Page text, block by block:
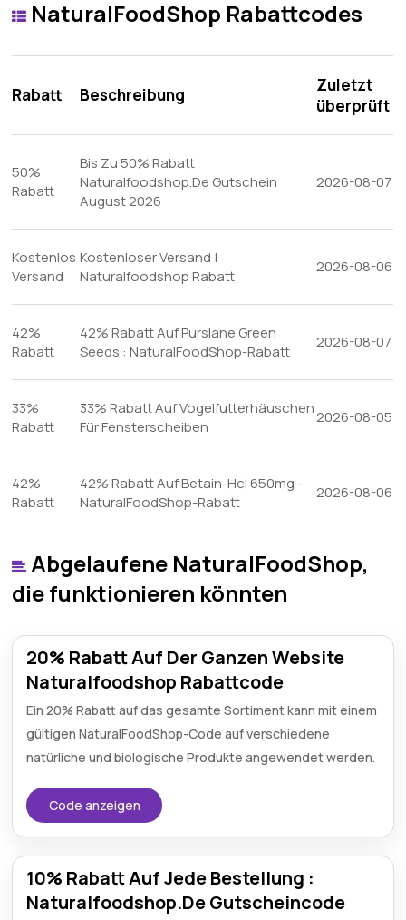
NaturalFoodShop Rabattcodes
Rabatt Beschreibung
Zuletzt
überprüft
50%
Rabatt
Bis Zu 50% Rabatt
Naturalfoodshop.De Gutschein
August 2026
2026-08-07
Kostenlos
Versand
Kostenloser Versand |
Naturalfoodshop Rabatt
2026-08-06
42%
Rabatt
42% Rabatt Auf Purslane Green
Seeds : NaturalFoodShop-Rabatt
2026-08-07
33%
Rabatt
33% Rabatt Auf Vogelfutterhäuschen
Für Fensterscheiben
2026-08-05
42%
Rabatt
42% Rabatt Auf Betain-Hcl 650mg -
NaturalFoodShop-Rabatt
2026-08-06
Abgelaufene NaturalFoodShop,
die funktionieren könnten
20% Rabatt Auf Der Ganzen Website
Naturalfoodshop Rabattcode
Ein 20% Rabatt auf das gesamte Sortiment kann mit einem
gültigen NaturalFoodShop-Code auf verschiedene
natürliche und biologische Produkte angewendet werden.
Code anzeigen
10% Rabatt Auf Jede Bestellung :
Naturalfoodshop.De Gutscheincode